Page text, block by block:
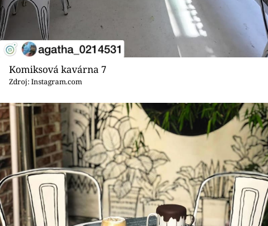
Komiksová kavárna 7
Zdroj: Instagram.com